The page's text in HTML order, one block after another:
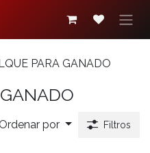
PARA GANADO
Ordenar por Filtros